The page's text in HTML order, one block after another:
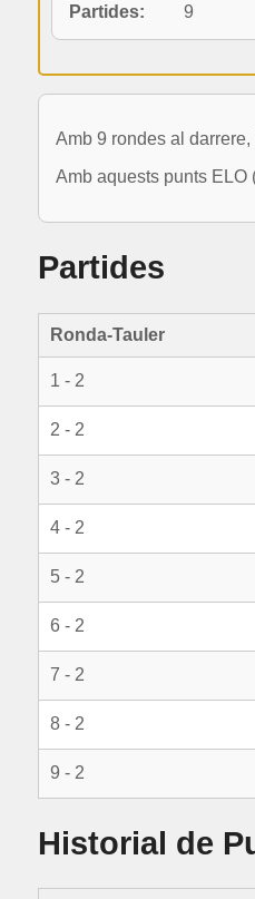
Partides:
9
Amb 9 rondes al
Amb aquests punts
Partides
Ronda-Tauler
1 - 2
2 - 2
3 - 2
4 - 2
5 - 2
6 - 2
7 - 2
8 - 2
9 - 2
Historial de